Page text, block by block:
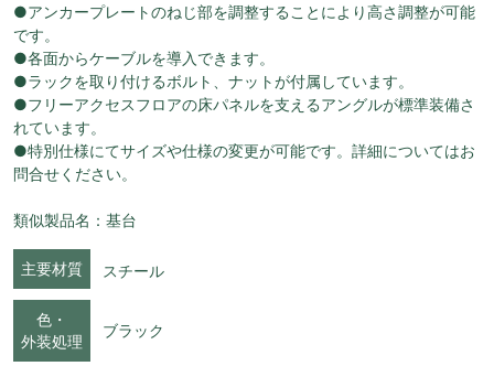
●アンカープレートのねじ部を調整することにより高さ調整が可能
です。
●各面からケーブルを導入できます。
●ラックを取り付けるボルト、ナットが付属しています。
●フリーアクセスフロアの床パネルを支えるアングルが標準装備さ
れています。
●特別仕様にてサイズや仕様の変更が可能です。詳細についてはお
問合せください。
類似製品名：基台
主要材質 スチール
色・
外装処理
ブラック